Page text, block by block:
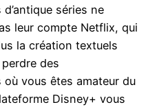
séries ne
leur compte Netflix, qui
la création textuels
des
vous êtes amateur du
Disney+ vous